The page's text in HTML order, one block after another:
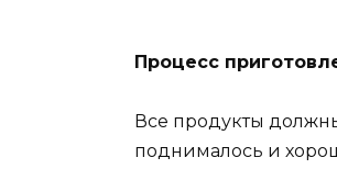
Процесс
Все продукты
поднималось и